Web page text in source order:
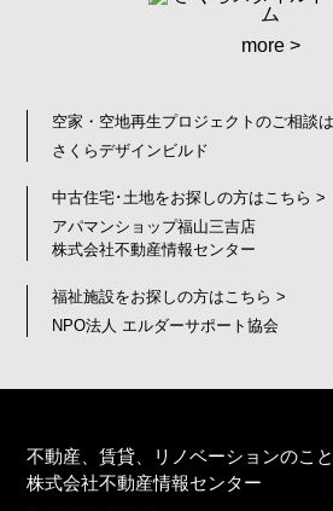
more >
空家・空地再生プロジェクトのご相談
さくらデザインビルド
中古住宅･土地をお探しの方はこちら >
アパマンショップ福山三吉店
株式会社不動産情報センター
福祉施設をお探しの方はこちら >
NPO法人 エルダーサポート協会
不動産、賃貸、リノベーションのこ
株式会社不動産情報センター